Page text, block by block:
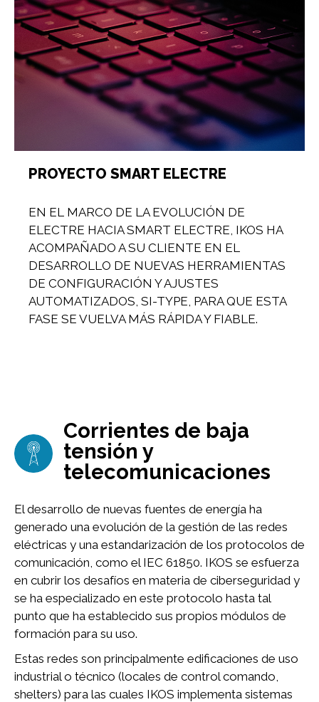
PROYECTO SMART ELECTRE
EN EL MARCO DE LA EVOLUCIÓN DE
ELECTRE HACIA SMART ELECTRE, IKOS HA
ACOMPAÑADO A SU CLIENTE EN EL
DESARROLLO DE NUEVAS HERRAMIENTAS
DE CONFIGURACIÓN Y AJUSTES
AUTOMATIZADOS, SI-TYPE, PARA QUE ESTA
FASE SE VUELVA MÁS RÁPIDA Y FIABLE.
Imagen
Corrientes de baja
tensión y
telecomunicaciones
El desarrollo de nuevas fuentes de energía ha
generado una evolución de la gestión de las redes
eléctricas y una estandarización de los protocolos de
comunicación, como el IEC 61850. IKOS se esfuerza
en cubrir los desafíos en materia de ciberseguridad y
se ha especializado en este protocolo hasta tal
punto que ha establecido sus propios módulos de
formación para su uso.
Estas redes son principalmente edificaciones de uso
industrial o técnico (locales de control comando,
shelters) para las cuales IKOS implementa sistemas